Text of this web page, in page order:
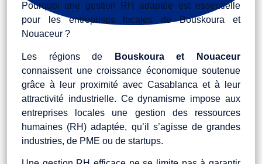
Pourquoi une gestion RH adaptée est essentielle
pour les entreprises locales de Bouskoura et
Nouaceur ?
Les régions de
Bouskoura et Nouaceur
connaissent une croissance économique soutenue
grâce à leur proximité avec Casablanca et à leur
attractivité industrielle. Ce dynamisme impose aux
entreprises locales une gestion des ressources
humaines (RH) adaptée, qu’il s’agisse de grandes
industries, de PME ou de startups.